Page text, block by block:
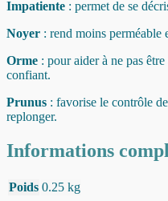
Impatiente : permet de se
Noyer : rend moins perméable
Orme : pour aider à ne pas
confiant.
Prunus : favorise le contrôle
replonger.
Informations
Poids 0.25 kg